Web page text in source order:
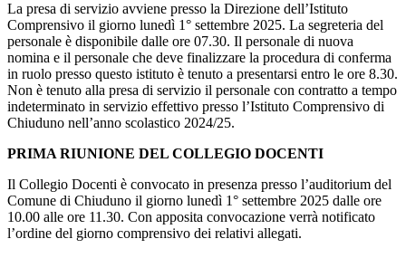
La presa di servizio avviene presso la Direzione dell’Istituto
Comprensivo il giorno lunedì 1° settembre 2025. La segreteria del
personale è disponibile dalle ore 07.30. Il personale di nuova
nomina e il personale che deve finalizzare la procedura di conferma
in ruolo presso questo istituto è tenuto a presentarsi entro le ore 8.30.
Non è tenuto alla presa di servizio il personale con contratto a tempo
indeterminato in servizio effettivo presso l’Istituto Comprensivo di
Chiuduno nell’anno scolastico 2024/25.
PRIMA RIUNIONE DEL COLLEGIO DOCENTI
Il Collegio Docenti è convocato in presenza presso l’auditorium del
Comune di Chiuduno il giorno lunedì 1° settembre 2025 dalle ore
10.00 alle ore 11.30. Con apposita convocazione verrà notificato
l’ordine del giorno comprensivo dei relativi allegati.